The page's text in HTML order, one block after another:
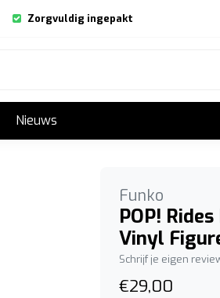
Zorgvuldig ingepakt
Nieuws
Funko
POP!
Vinyl
Schrijf je eigen
€29,00